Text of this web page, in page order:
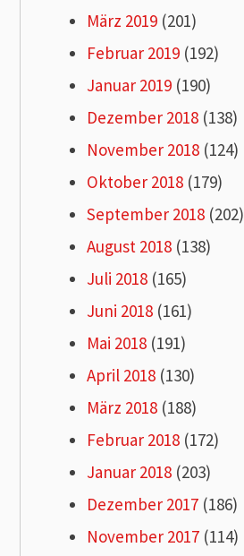
März 2019 (201)
Februar 2019 (192)
Januar 2019 (190)
Dezember 2018 (138)
November 2018 (124)
Oktober 2018 (179)
September 2018 (202)
August 2018 (138)
Juli 2018 (165)
Juni 2018 (161)
Mai 2018 (191)
April 2018 (130)
März 2018 (188)
Februar 2018 (172)
Januar 2018 (203)
Dezember 2017 (186)
November 2017 (114)